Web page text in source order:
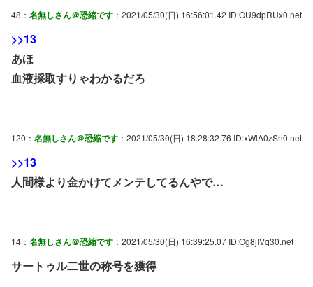
48： 名無しさん＠恐縮です ：2021/05/30(日) 16:56:01.42 ID:OU9dpRUx0.net
>>13
あほ
血液採取すりゃわかるだろ
120： 名無しさん＠恐縮です ：2021/05/30(日) 18:28:32.76 ID:xWlA0zSh0.net
>>13
人間様より金かけてメンテしてるんやで…
14： 名無しさん＠恐縮です ：2021/05/30(日) 16:39:25.07 ID:Og8jIVq30.net
サートゥル二世の称号を獲得